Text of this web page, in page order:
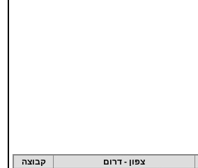
צפון - דרום קבוצה